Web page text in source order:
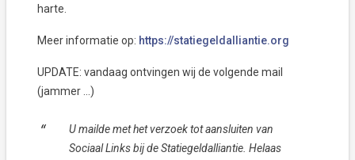
harte.
Meer informatie op: https://statiegeldalliantie.org
UPDATE: vandaag ontvingen wij de volgende mail
(jammer …)
U mailde met het verzoek tot aansluiten van
Sociaal Links bij de Statiegeldalliantie. Helaas